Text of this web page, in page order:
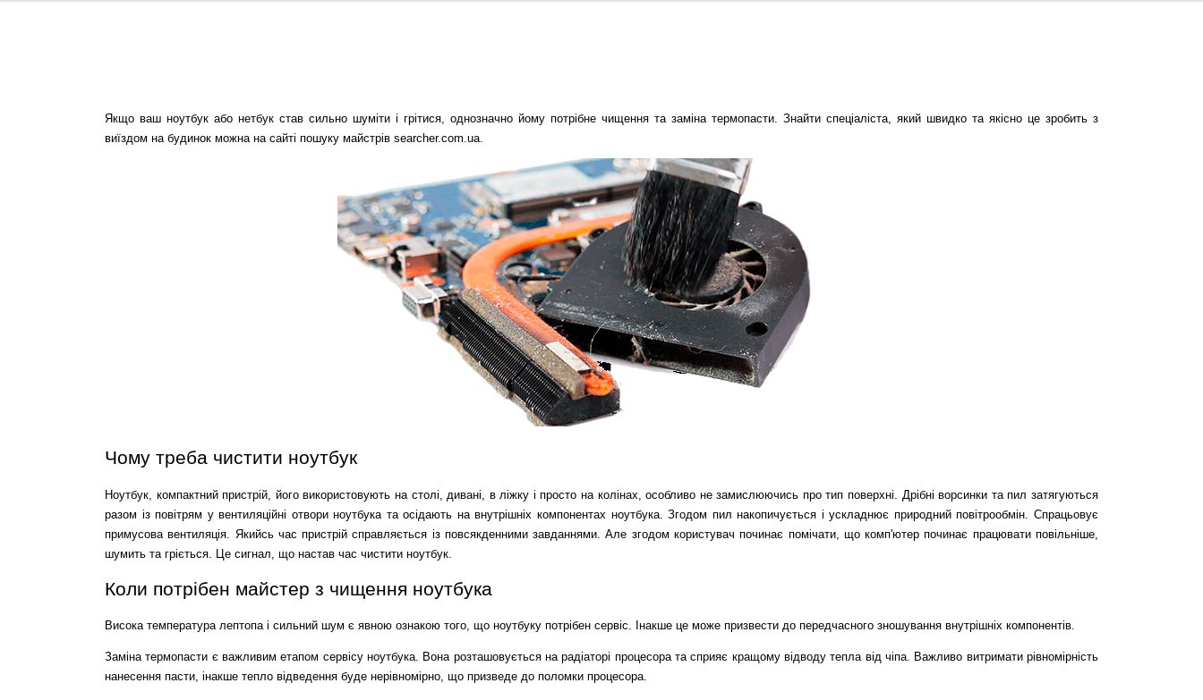
Якщо ваш ноутбук або нетбук став сильно шуміти і грітися, однозначно йому потрібне чищення та заміна термопасти. Знайти спеціаліста, який швидко та якісно це зробить з
виїздом на будинок можна на сайті пошуку майстрів searcher.com.ua.
Чому треба чистити ноутбук
Ноутбук, компактний пристрій, його використовують на столі, дивані, в ліжку і просто на колінах, особливо не замислюючись про тип поверхні. Дрібні ворсинки та пил затягуються
разом із повітрям у вентиляційні отвори ноутбука та осідають на внутрішніх компонентах ноутбука. Згодом пил накопичується і ускладнює природний повітрообмін. Спрацьовує
примусова вентиляція. Якийсь час пристрій справляється із повсякденними завданнями. Але згодом користувач починає помічати, що комп'ютер починає працювати повільніше,
шумить та гріється. Це сигнал, що настав час чистити ноутбук.
Коли потрібен майстер з чищення ноутбука
Висока температура лептопа і сильний шум є явною ознакою того, що ноутбуку потрібен сервіс. Інакше це може призвести до передчасного зношування внутрішніх компонентів.
Заміна термопасти є важливим етапом сервісу ноутбука. Вона розташовується на радіаторі процесора та сприяє кращому відводу тепла від чіпа. Важливо витримати рівномірність
нанесення пасти, інакше тепло відведення буде нерівномірно, що призведе до поломки процесора.